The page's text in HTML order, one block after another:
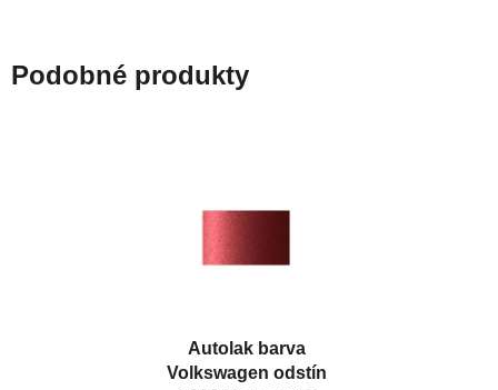
Podobné produkty
Autolak barva
Volkswagen odstín